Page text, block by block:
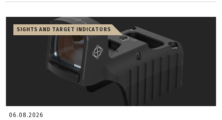
SIGHTS AND TARGET INDICATORS
06.08.2026